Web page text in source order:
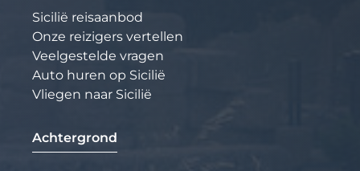
Sicilië reisaanbod
Onze reizigers vertellen
Veelgestelde vragen
Auto huren op Sicilië
Vliegen naar Sicilië
Achtergrond